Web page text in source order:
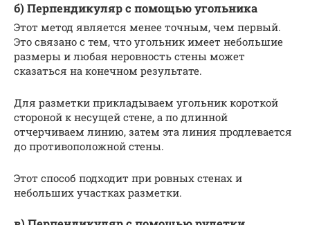
б) Перпендикуляр с помощью угольника
Этот метод является менее точным, чем первый.
Это связано с тем, что угольник имеет небольшие
размеры и любая неровность стены может
сказаться на конечном результате.
Для разметки прикладываем угольник короткой
стороной к несущей стене, а по длинной
отчерчиваем линию, затем эта линия продлевается
до противоположной стены.
Этот способ подходит при ровных стенах и
небольших участках разметки.